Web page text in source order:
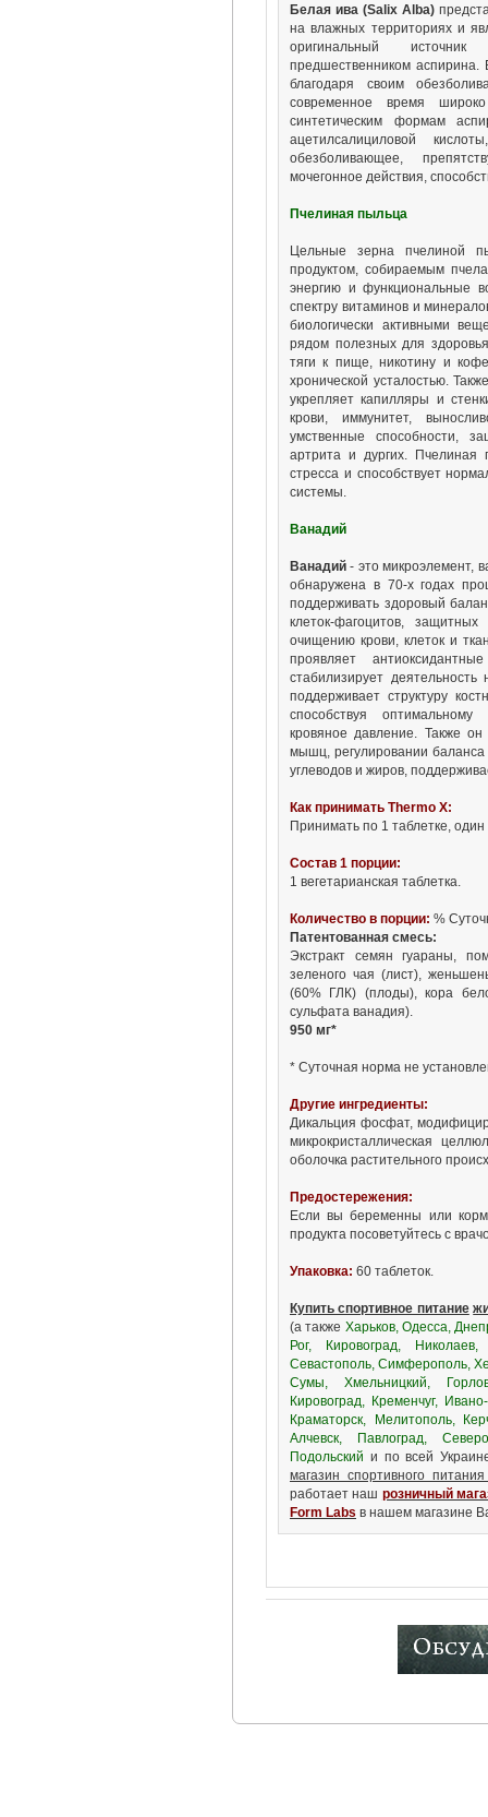
Белая ива (Salix Alba)
на влажных территориях и
оригинальный
предшественником аспирина.
благодаря своим
современное время
синтетическим формам
ацетилсалициловой
обезболивающее,
мочегонное действия,
Пчелиная пыльца
Цельные зерна пчелиной
продуктом, собираемым
энергию и функциональные
спектру витаминов и
биологически активными
рядом полезных для
тяги к пище, никотину и
хронической усталостью.
укрепляет капилляры и
крови, иммунитет,
умственные способности,
артрита и дургих. Пчелиная
стресса и способствует
системы.
Ванадий
Ванадий - это микроэлемент,
обнаружена в 70-х годах
поддерживать здоровый
клеток-фагоцитов,
очищению крови, клеток и
проявляет
стабилизирует
поддерживает структуру
способствуя
кровяное давление. Также
мышц, регулировании
углеводов и жиров,
Как принимать Thermo X:
Принимать по 1 таблетке,
Состав 1 порции:
1 вегетарианская таблетка.
Количество в порции: %
Патентованная смесь:
Экстракт семян гуараны,
зеленого чая (лист),
(60% ГЛК) (плоды), кора
сульфата ванадия).
950 мг*
* Суточная норма не
Другие ингредиенты:
Дикальция фосфат,
микрокристаллическая
оболочка растительного
Предостережения:
Если вы беременны или
продукта посоветуйтесь с
Упаковка: 60 таблеток.
Купить спортивное питание
(а также Харьков, Одесса,
Рог, Кировоград,
Севастополь, Симферополь,
Сумы, Хмельницкий,
Кировоград, Кременчуг,
Краматорск, Мелитополь,
Алчевск, Павлоград,
Подольский и по всей
магазин спортивного
работает наш розничный
Form Labs в нашем магазине